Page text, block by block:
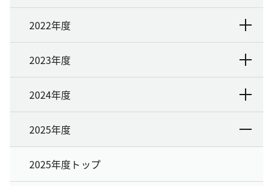
2022年度
2023年度
2024年度
2025年度
2025年度トップ